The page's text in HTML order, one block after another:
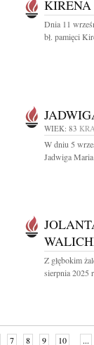
Dnia 11
bł. pamięci
WIEK: 83
W dniu 5
Jadwiga
Z głębokim
sierpnia 2025
7 8 9 10 ...